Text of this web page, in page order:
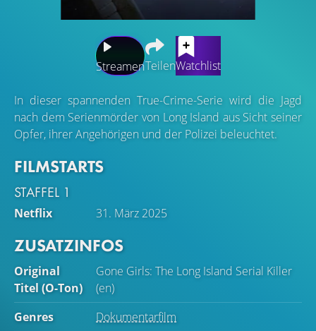
StreamenTeilenWatchlist
In dieser spannenden True-Crime-Serie wird die Jagd
nach dem Serienmörder von Long Island aus Sicht seiner
Opfer, ihrer Angehörigen und der Polizei beleuchtet.
FILMSTARTS
STAFFEL 1
Netflix 31. März 2025
ZUSATZINFOS
Original
Titel (O-Ton)
Gone Girls: The Long Island Serial Killer
(en)
Genres
Dokumentarfilm